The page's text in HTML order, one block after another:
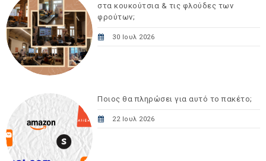
στα κουκούτσια & τις φλούδες των
φρούτων;
30 Ιουλ 2026
Ποιος θα πληρώσει για αυτό το πακέτο;
22 Ιουλ 2026